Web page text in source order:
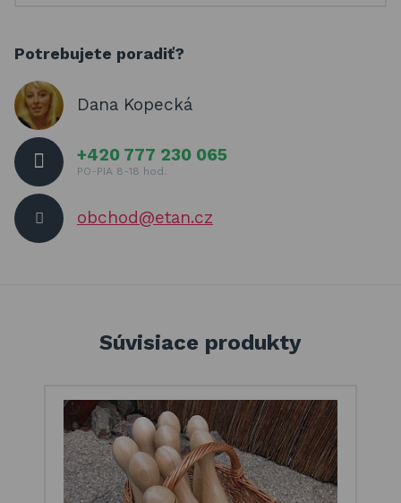
Potrebujete poradiť?
Dana Kopecká
+420 777 230 065
PO-PIA 8-18 hod.
obchod@etan.cz
Súvisiace produkty